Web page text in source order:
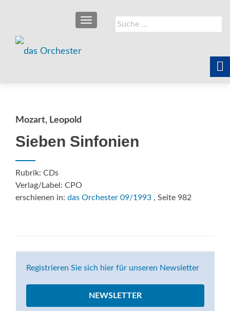
Suche
nach:
SCHALTE NAVIGATION
Mozart, Leopold
Sieben Sinfonien
Rubrik: CDs
Verlag/Label: CPO
erschienen in: das Orchester 09/1993 , Seite 982
Registrieren Sie sich hier für unseren Newsletter
NEWSLETTER